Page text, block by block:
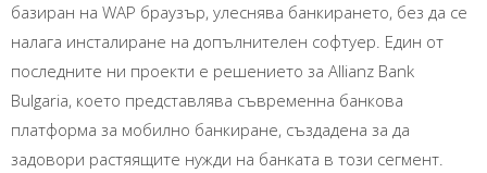
базиран на WAP браузър, улеснява банкирането, без да се
налага инсталиране на допълнителен софтуер. Един от
последните ни проекти е решението за Allianz Bank
Bulgaria, което представлява съвременна банкова
платформа за мобилно банкиране, създадена за да
задовори растяящите нужди на банката в този сегмент.